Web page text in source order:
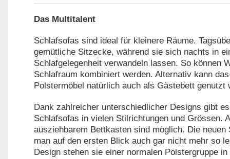
Das Multitalent
Schlafsofas sind ideal für kleinere Räume.
gemütliche Sitzecke, während sie sich nachts in
Schlafgelegenheit verwandeln lassen. So können
Schlafraum kombiniert werden. Alternativ kann
Polstermöbel natürlich auch als Gästebett genutzt
Dank zahlreicher unterschiedlicher Designs gibt
Schlafsofas in vielen Stilrichtungen und Grössen.
ausziehbarem Bettkasten sind möglich. Die neuen
man auf den ersten Blick auch gar nicht mehr so
Design stehen sie einer normalen Polstergruppe